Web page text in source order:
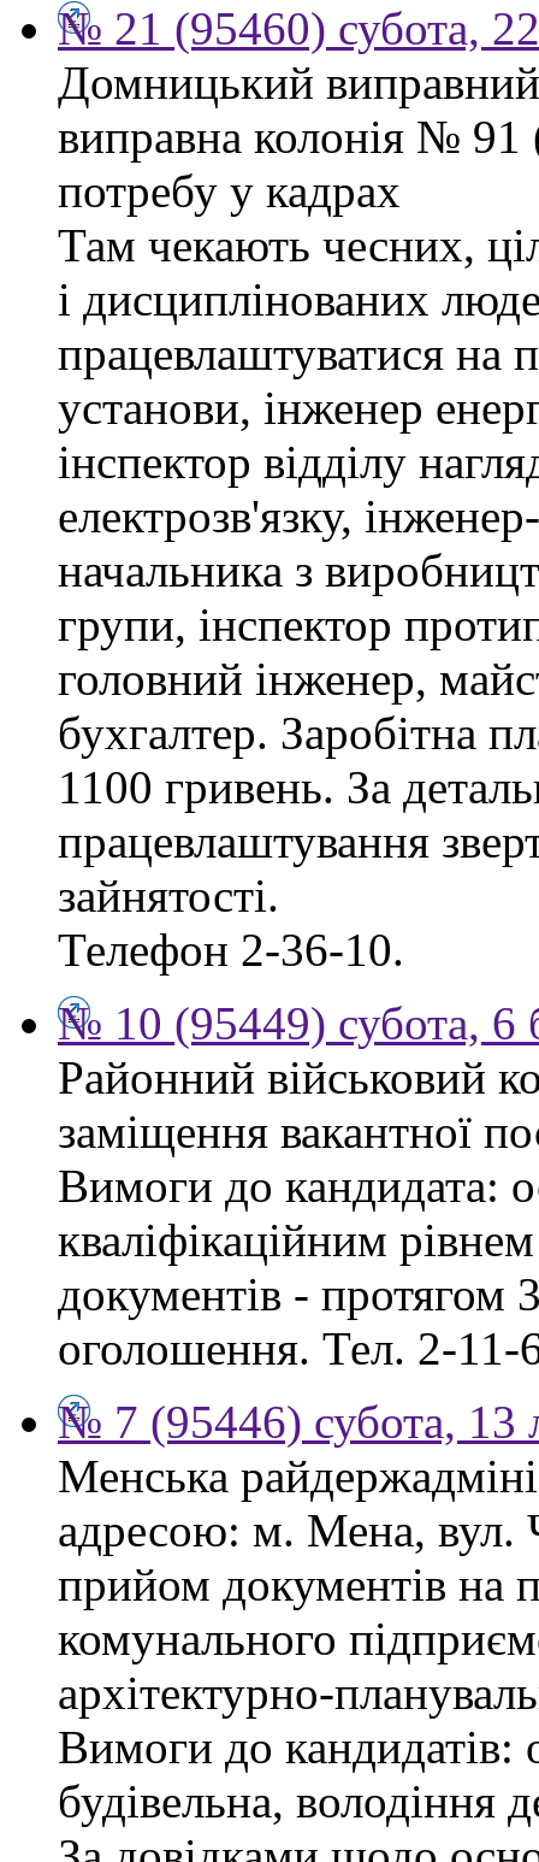
№ 21 (95460) субота,
Домницький
виправна колонія №
потребу у кадрах
Там чекають чесних,
і дисциплінованих
працевлаштуватися на
установи, інженер
інспектор відділу
електрозв'язку,
начальника з
групи, інспектор
головний інженер,
бухгалтер. Заробітна
1100 гривень. За
працевлаштування
зайнятості.
Телефон 2-36-10.
№ 10 (95449) субота, 6
Районний військовий
заміщення вакантної
Вимоги до кандидата:
кваліфікаційним
документів - протягом
оголошення. Тел. 2-11-
№ 7 (95446) субота, 13
Менська
адресою: м. Мена, вул.
прийом документів на
комунального
архітектурно-
Вимоги до кандидатів:
будівельна,